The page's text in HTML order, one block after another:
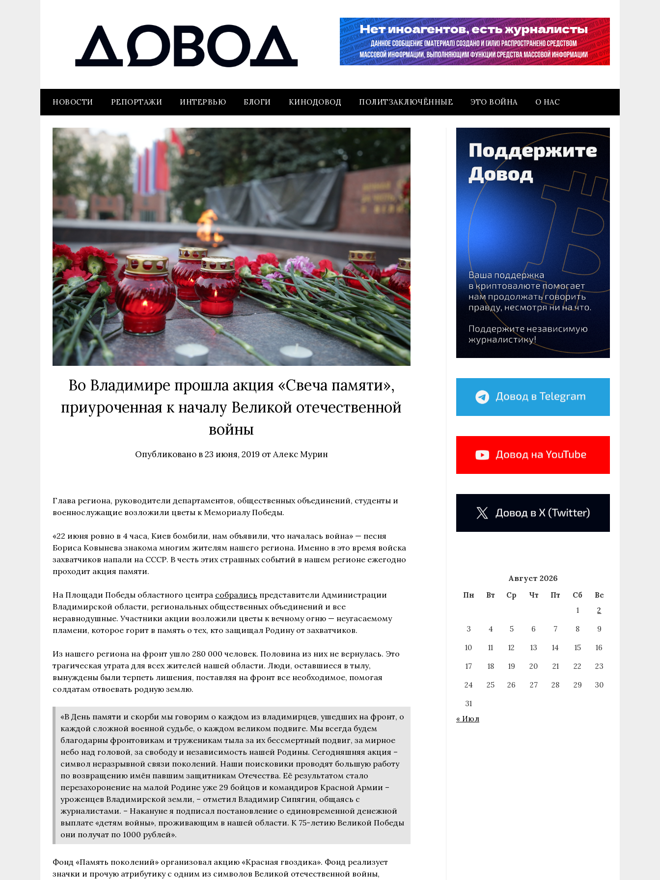
НОВОСТИ РЕПОРТАЖИ ИНТЕРВЬЮ БЛОГИ КИНОДОВОД ПОЛИТЗАКЛЮЧЁННЫЕ ЭТО ВОЙНА О НАС
Во Владимире прошла акция «Свеча памяти»,
приуроченная к началу Великой отечественной
войны
Опубликовано в23 июня, 2019 от Алекс Мурин
Глава региона, руководители департаментов, общественных объединений, студенты и
военнослужащие возложили цветы к Мемориалу Победы.
«22 июня ровно в 4 часа, Киев бомбили, нам объявили, что началась война» — песня
Бориса Ковынева знакома многим жителям нашего региона. Именно в это время войска
захватчиков напали на СССР. В честь этих страшных событий в нашем регионе ежегодно
проходит акция памяти.
На Площади Победы областного центра собрались представители Администрации
Владимирской области, региональных общественных объединений и все
неравнодушные. Участники акции возложили цветы к вечному огню — неугасаемому
пламени, которое горит в память о тех, кто защищал Родину от захватчиков.
Из нашего региона на фронт ушло 280 000 человек. Половина из них не вернулась. Это
трагическая утрата для всех жителей нашей области. Люди, оставшиеся в тылу,
вынуждены были терпеть лишения, поставляя на фронт все необходимое, помогая
солдатам отвоевать родную землю.
«В День памяти и скорби мы говорим о каждом из владимирцев, ушедших на фронт, о
каждой сложной военной судьбе, о каждом великом подвиге. Мы всегда будем
благодарны фронтовикам и труженикам тыла за их бессмертный подвиг, за мирное
небо над головой, за свободу и независимость нашей Родины. Сегодняшняя акция –
символ неразрывной связи поколений. Наши поисковики проводят большую работу
по возвращению имён павшим защитникам Отечества. Её результатом стало
перезахоронение на малой Родине уже 29 бойцов и командиров Красной Армии –
уроженцев Владимирской земли, – отметил Владимир Сипягин, общаясь с
журналистами. – Накануне я подписал постановление о единовременной денежной
выплате «детям войны», проживающим в нашей области. К 75-летию Великой Победы
они получат по 1000 рублей».
Фонд «Память поколений» организовал акцию «Красная гвоздика». Фонд реализует
значки и прочую атрибутику с одним из символов Великой отечественной войны,
Август 2026
Пн Вт Ср Чт Пт Сб
Вс
1
2
3
4 5 6 7 8
9
10
11 12 13 14 15
16
17
18 19 20 21 22
23
24
25 26 27 28 29
30
31
« Июл